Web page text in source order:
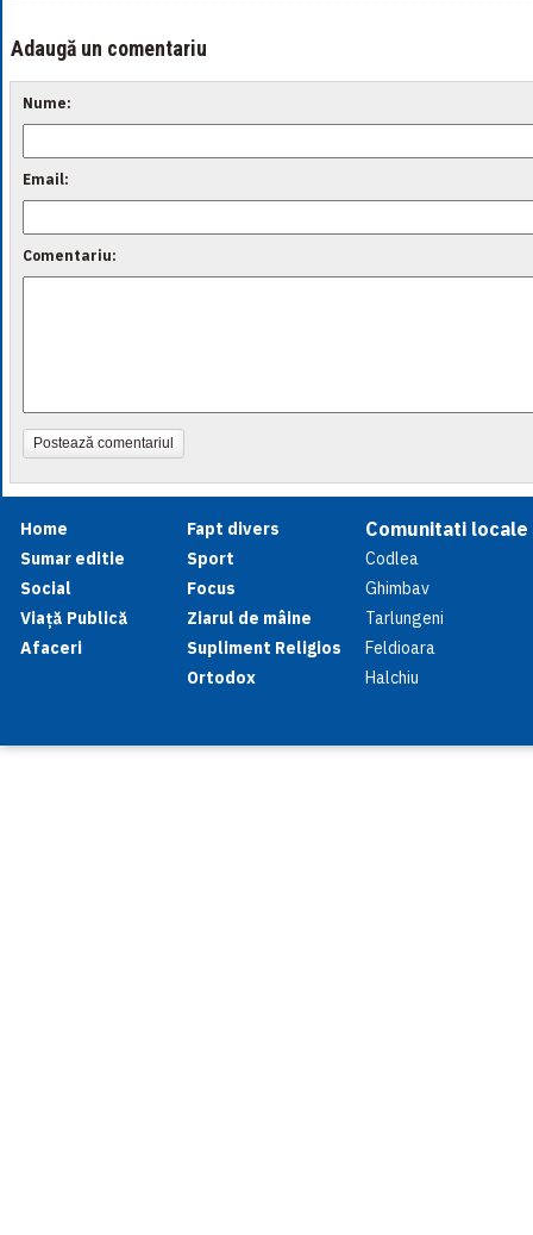
Adaugă un comentariu
Nume:
Email:
Comentariu:
Postează comentariul
Home
Sumar editie
Social
Viață Publică
Afaceri
Fapt divers
Sport
Focus
Ziarul de mâine
Supliment Religios
Ortodox
Comunitati locale
Codlea
Ghimbav
Tarlungeni
Feldioara
Halchiu